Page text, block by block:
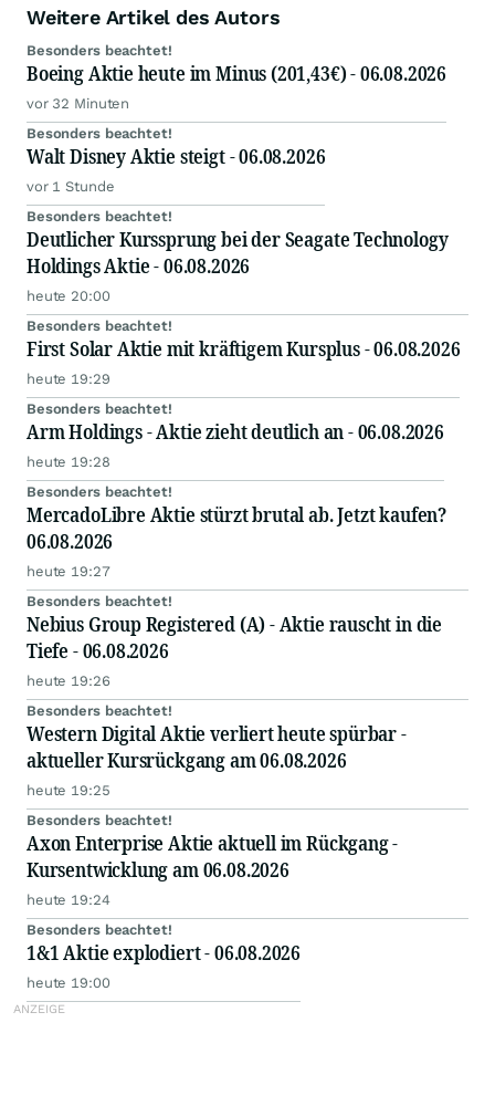
Weitere Artikel des Autors
Besonders beachtet!
Boeing Aktie heute im Minus (201,43€) - 06.08.2026
vor 32 Minuten
Besonders beachtet!
Walt Disney Aktie steigt - 06.08.2026
vor 1 Stunde
Besonders beachtet!
Deutlicher Kurssprung bei der Seagate Technology
Holdings Aktie - 06.08.2026
heute 20:00
Besonders beachtet!
First Solar Aktie mit kräftigem Kursplus - 06.08.2026
heute 19:29
Besonders beachtet!
Arm Holdings - Aktie zieht deutlich an - 06.08.2026
heute 19:28
Besonders beachtet!
MercadoLibre Aktie stürzt brutal ab. Jetzt kaufen?
06.08.2026
heute 19:27
Besonders beachtet!
Nebius Group Registered (A) - Aktie rauscht in die
Tiefe - 06.08.2026
heute 19:26
Besonders beachtet!
Western Digital Aktie verliert heute spürbar -
aktueller Kursrückgang am 06.08.2026
heute 19:25
Besonders beachtet!
Axon Enterprise Aktie aktuell im Rückgang -
Kursentwicklung am 06.08.2026
heute 19:24
Besonders beachtet!
1&1 Aktie explodiert - 06.08.2026
heute 19:00